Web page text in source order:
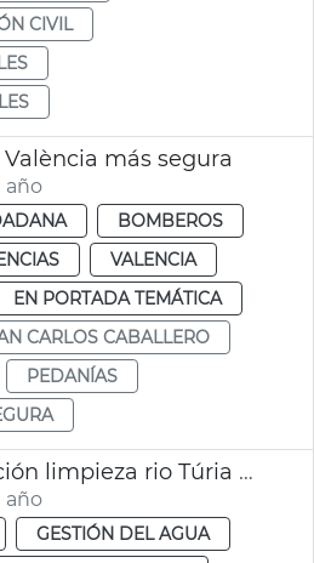
CIVIL
más segura
año
BOMBEROS
VALENCIA
EN PORTADA TEMÁTICA
CARLOS CABALLERO
PEDANÍAS
JGL reitera petición limpieza rio Túria y dice que no es zona urbana
año
GESTIÓN DEL AGUA